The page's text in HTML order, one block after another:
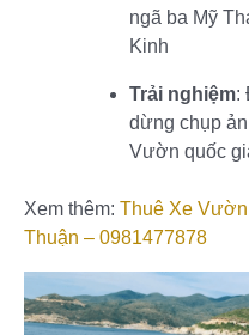
ngã ba Mỹ
Kinh
Trải nghiệm:
dừng chụp
Vườn quốc
Xem thêm: Thuê Xe
Thuận – 0981477878